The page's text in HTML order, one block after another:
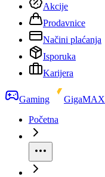
Akcije
Prodavnice
Načini plaćanja
Isporuka
Karijera
Gaming
GigaMAX
Početna